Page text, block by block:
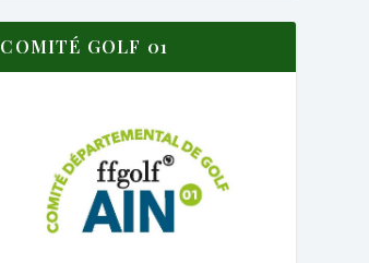
COMITÉ GOLF 01